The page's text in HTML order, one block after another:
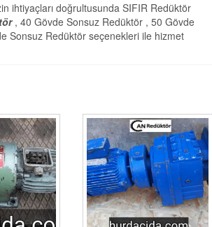
ihtiyaçları doğrultusunda SIFIR Redüktör
, 40 Gövde Sonsuz Redüktör , 50 Gövde
Sonsuz Redüktör seçenekleri ile hizmet